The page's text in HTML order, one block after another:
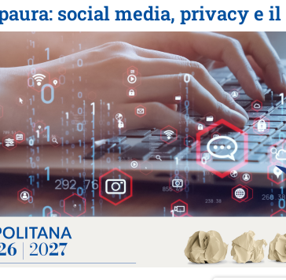
social media, privacy e